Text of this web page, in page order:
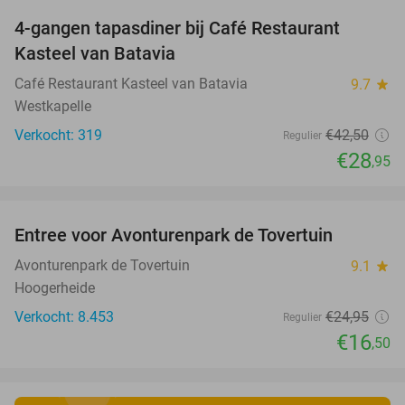
4-gangen tapasdiner bij Café Restaurant
Kasteel van Batavia
Café Restaurant Kasteel van Batavia 9.7 star
Westkapelle
Verkocht: 319
Regulier €42,50
€28,95
Entree voor Avonturenpark de Tovertuin
Avonturenpark de Tovertuin 9.1 star
Hoogerheide
Verkocht: 8.453
Regulier €24,95
€16,50